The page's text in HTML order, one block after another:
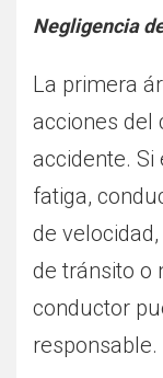
Negligencia
La primera
acciones del
accidente. Si
fatiga,
de
de tránsito o
conductor
responsable.